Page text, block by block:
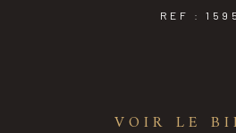
REF : 1595
VOIR LE